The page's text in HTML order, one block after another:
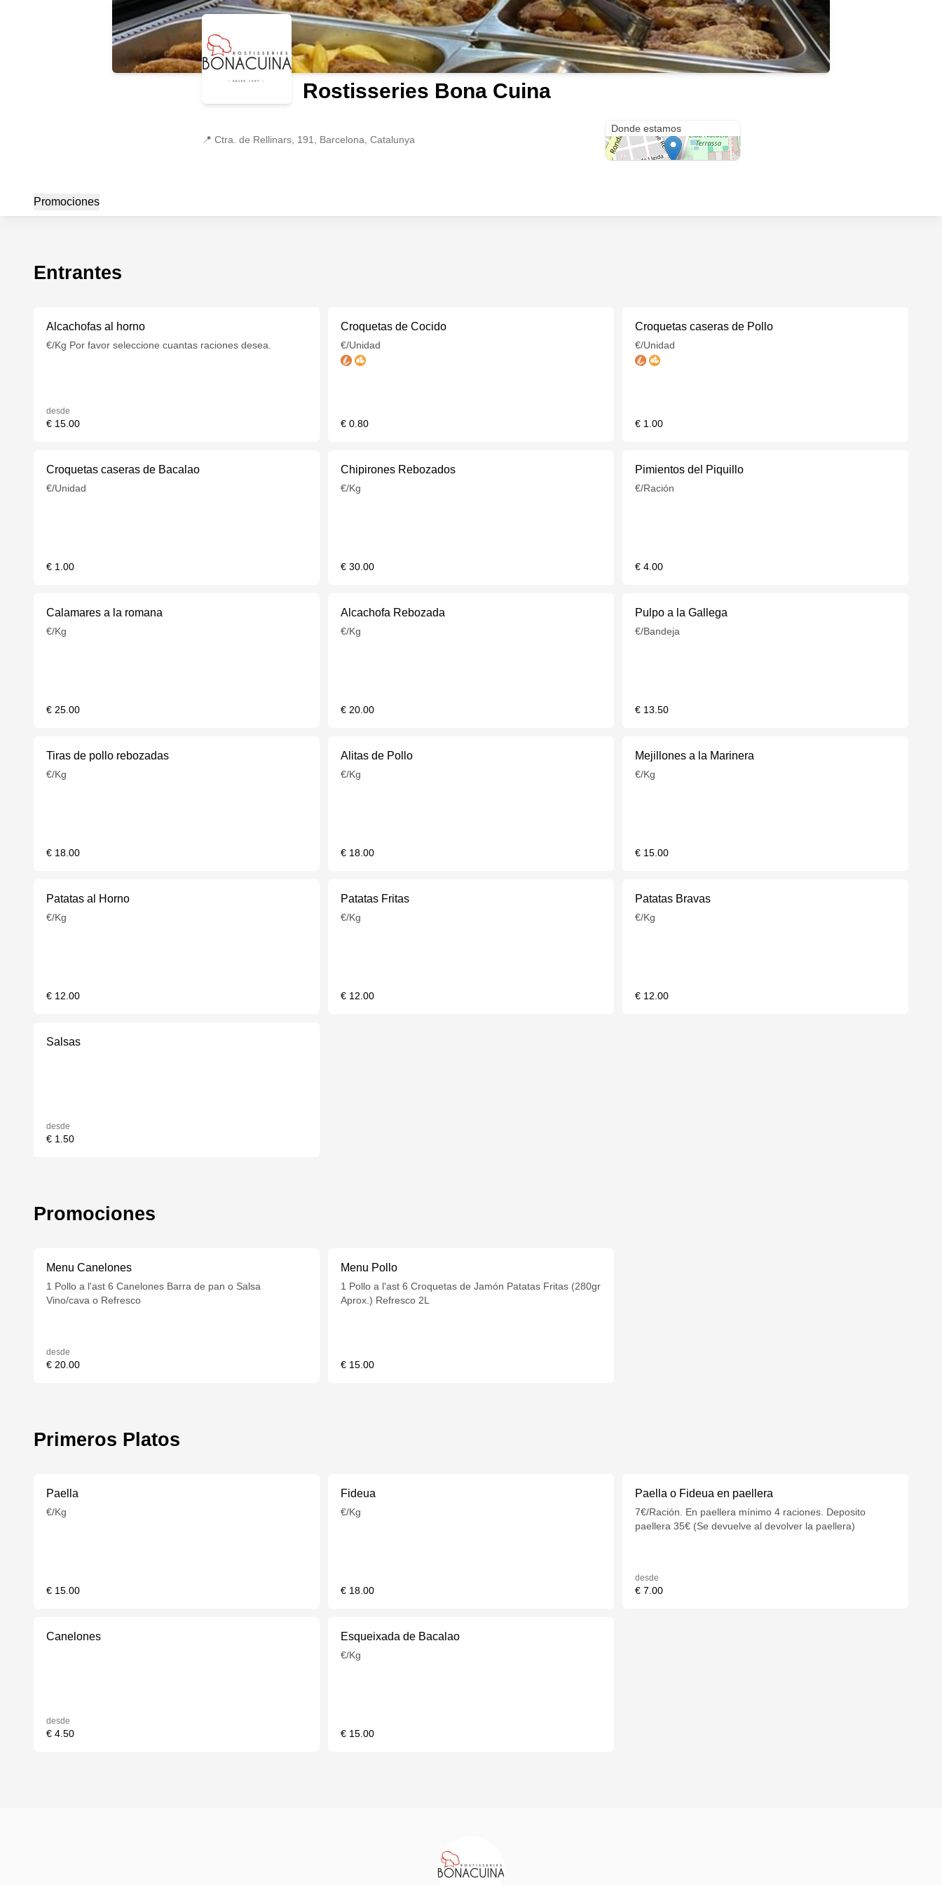
Rostisseries Bona Cuina
📍 Ctra. de Rellinars, 191, Barcelona, Catalunya
Donde estamos
Promociones
Entrantes
Alcachofas al horno
€/Kg Por favor seleccione cuantas raciones desea.
desde
€ 15.00
Croquetas de Cocido
€/Unidad
€ 0.80
Croquetas caseras de Pollo
€/Unidad
€ 1.00
Croquetas caseras de Bacalao
€/Unidad
€ 1.00
Chipirones Rebozados
€/Kg
€ 30.00
Pimientos del Piquillo
€/Ración
€ 4.00
Calamares a la romana
€/Kg
€ 25.00
Alcachofa Rebozada
€/Kg
€ 20.00
Pulpo a la Gallega
€/Bandeja
€ 13.50
Tiras de pollo rebozadas
€/Kg
€ 18.00
Alitas de Pollo
€/Kg
€ 18.00
Mejillones a la Marinera
€/Kg
€ 15.00
Patatas al Horno
€/Kg
€ 12.00
Patatas Fritas
€/Kg
€ 12.00
Patatas Bravas
€/Kg
€ 12.00
Salsas
desde
€ 1.50
Promociones
Menu Canelones
1 Pollo a l'ast 6 Canelones Barra de pan o Salsa
Vino/cava o Refresco
desde
€ 20.00
Menu Pollo
1 Pollo a l'ast 6 Croquetas de Jamón Patatas Fritas (280gr
Aprox.) Refresco 2L
€ 15.00
Primeros Platos
Paella
€/Kg
€ 15.00
Fideua
€/Kg
€ 18.00
Paella o Fideua en paellera
7€/Ración. En paellera mínimo 4 raciones. Deposito
paellera 35€ (Se devuelve al devolver la paellera)
desde
€ 7.00
Canelones
desde
€ 4.50
Esqueixada de Bacalao
€/Kg
€ 15.00